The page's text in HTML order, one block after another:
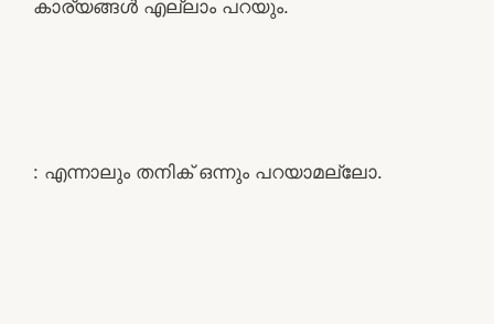
കാര്യങ്ങൾ എല്ലാം പറയും.
: എന്നാലും തനിക് ഒന്നും പറയാമല്ലോ.